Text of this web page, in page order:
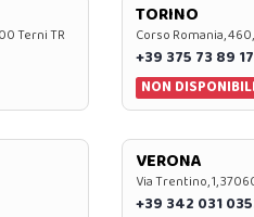
Terni TR
TORINO
Corso Romania,
+39 375 73 89
NON
VERONA
Via Trentino, 1,
+39 342 031